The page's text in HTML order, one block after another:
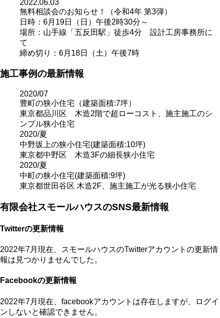
2022.06.03
無料相談会のお知らせ！（令和4年 第3弾）
日時：6月19日（日）午後2時30分～
場所：山手線「五反田駅」徒歩4分 設計工房事務所に
て
締め切り：6月18日（土）午後7時
施工事例の最新情報
2020/07
豊町の狭小住宅（建築面積:7坪）
東京都品川区 木造2階で超ローコスト、施主施工のシ
ンプル狭小住宅
2020/夏
中野坂上の狭小住宅(建築面積:10坪)
東京都中野区 木造3Fの細長狭小住宅
2020/夏
中町の狭小住宅(建築面積:9坪)
東京都世田谷区 木造2F、施主施工が光る狭小住宅
有限会社スモールハウスのSNS最新情報
Twitterの更新情報
2022年7月現在、スモールハウスのTwitterアカウントの更新情
報は見つかりませんでした。
Facebookの更新情報
2022年7月現在、facebookアカウントは存在しますが、ログイ
ンしないと確認できません。